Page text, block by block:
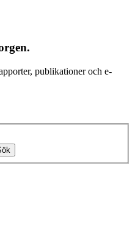
publikationer och e-